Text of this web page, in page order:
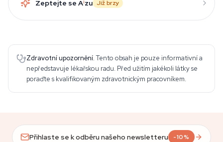
Zeptejte se Aizu Již brzy
Zdravotní upozornění. Tento obsah je pouze informativní a
nepředstavuje lékařskou radu. Před užitím jakékoli látky se
poraďte s kvalifikovaným zdravotnickým pracovníkem.
Přihlaste se k odběru našeho newsletteru -10%